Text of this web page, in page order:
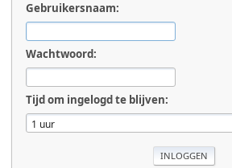
Gebruikersnaam:
Wachtwoord:
Tijd om ingelogd te blijven: